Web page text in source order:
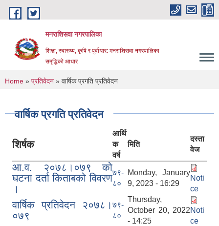
Skip to main content
मनराशिसवा नगरपालिका
शिक्षा, स्वास्थ्य, कृषि र पुर्वाधार: मनराशिसवा नगरपालिका
समृद्धिको आधार
You are here
Home » प्रतिवेदन » वार्षिक प्रगति प्रतिवेदन
वार्षिक प्रगति प्रतिवेदन
शिर्षक
आर्थि
क
वर्ष
मिति
दस्ता
वेज
आ.व. २०७८।०७९ को
घटना दर्ता किताबको विवरण
।
७९-
८०
Monday, January
9, 2023 - 16:29
Noti
ce
वार्षिक प्रतिवेदन २०७८।
०७९
७९-
८०
Thursday,
October 20, 2022
- 14:25
Noti
ce